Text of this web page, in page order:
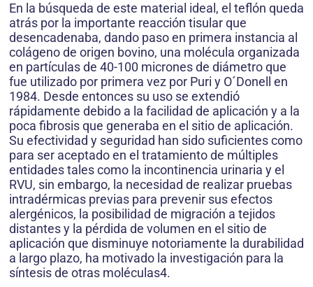
En la búsqueda de este material ideal, el teflón queda
atrás por la importante reacción tisular que
desencadenaba, dando paso en primera instancia al
colágeno de origen bovino, una molécula organizada
en partículas de 40-100 micrones de diámetro que
fue utilizado por primera vez por Puri y O´Donell en
1984. Desde entonces su uso se extendió
rápidamente debido a la facilidad de aplicación y a la
poca fibrosis que generaba en el sitio de aplicación.
Su efectividad y seguridad han sido suficientes como
para ser aceptado en el tratamiento de múltiples
entidades tales como la incontinencia urinaria y el
RVU, sin embargo, la necesidad de realizar pruebas
intradérmicas previas para prevenir sus efectos
alergénicos, la posibilidad de migración a tejidos
distantes y la pérdida de volumen en el sitio de
aplicación que disminuye notoriamente la durabilidad
a largo plazo, ha motivado la investigación para la
síntesis de otras moléculas4.